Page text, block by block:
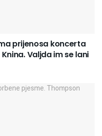
prijenosa koncerta
Valjda im se lani